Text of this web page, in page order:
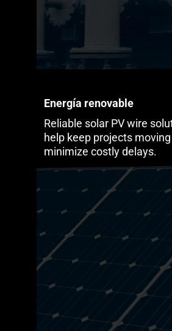
Energía renovable
Reliable solar PV wire
help keep projects
minimize costly delays.